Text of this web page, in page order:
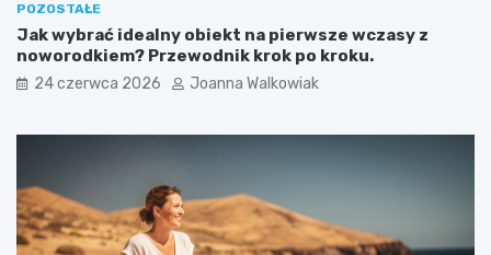
POZOSTAŁE
Jak wybrać idealny obiekt na pierwsze wczasy z
noworodkiem? Przewodnik krok po kroku.
24 czerwca 2026 Joanna Walkowiak